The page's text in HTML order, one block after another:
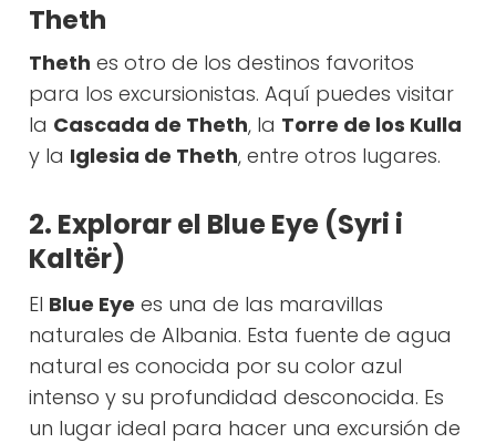
Theth
Theth es otro de los destinos favoritos
para los excursionistas. Aquí puedes visitar
la Cascada de Theth, la Torre de los Kulla
y la Iglesia de Theth, entre otros lugares.
2. Explorar el Blue Eye (Syri i
Kaltër)
El Blue Eye es una de las maravillas
naturales de Albania. Esta fuente de agua
natural es conocida por su color azul
intenso y su profundidad desconocida. Es
un lugar ideal para hacer una excursión de